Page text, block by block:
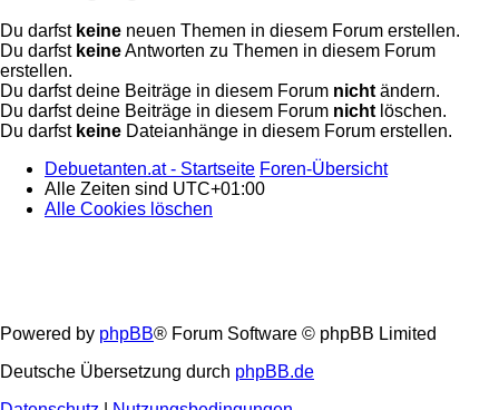
Du darfst keine neuen Themen in diesem Forum erstellen.
Du darfst keineAntworten zu Themen in diesem Forum
erstellen.
Du darfst deine Beiträge in diesem Forum nicht ändern.
Du darfst deine Beiträge in diesem Forum nicht löschen.
Du darfst keine Dateianhänge in diesem Forum erstellen.
Debuetanten.at - Startseite Foren-Übersicht
Alle Zeiten sind UTC+01:00
Alle Cookies löschen
Powered by phpBB® Forum Software © phpBB Limited
Deutsche Übersetzung durch phpBB.de